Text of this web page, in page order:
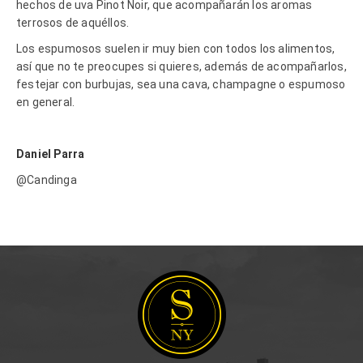
hechos de uva Pinot Noir, que acompañarán los aromas
terrosos de aquéllos.
Los espumosos suelen ir muy bien con todos los alimentos,
así que no te preocupes si quieres, además de acompañarlos,
festejar con burbujas, sea una cava, champagne o espumoso
en general.
Daniel Parra
@Candinga